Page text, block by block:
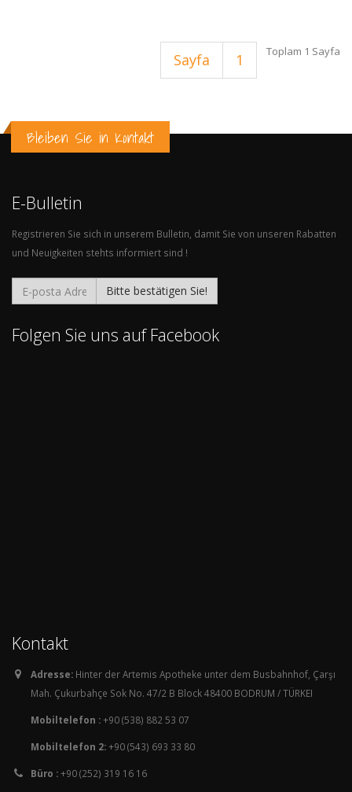
Sayfa 1 Toplam 1 Sayfa
Bleiben Sie in Kontakt
E-Bulletin
Registrieren Sie sich in unserem Bulletin, damit Sie von unseren Rabatten
und Neuigkeiten stehts informiert sind !
Bitte bestätigen Sie!
Folgen Sie uns auf Facebook
Kontakt
Adresse: Hinter der Artemis Apotheke unter dem Busbahnhof, Çarşı
Mah. Çukurbahçe Sok No. 47/2 B Block 48400 BODRUM / TÜRKEI
Mobiltelefon :+90 (538) 882 53 07
Mobiltelefon 2:+90 (543) 693 33 80
Büro :+90 (252) 319 16 16